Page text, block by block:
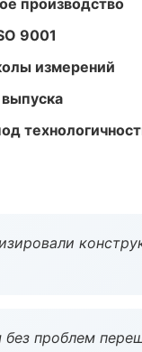
производство
9001
измерений
проблем